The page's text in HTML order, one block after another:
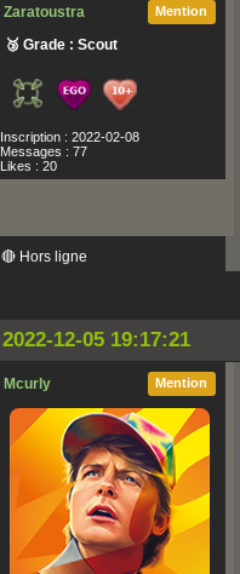
Mention
Zaratoustra
🥉 Grade : Scout
Inscription : 2022-02-08
Messages : 77
Likes : 20
🔴 Hors ligne
2022-12-05 19:17:21
Mention
Mcurly